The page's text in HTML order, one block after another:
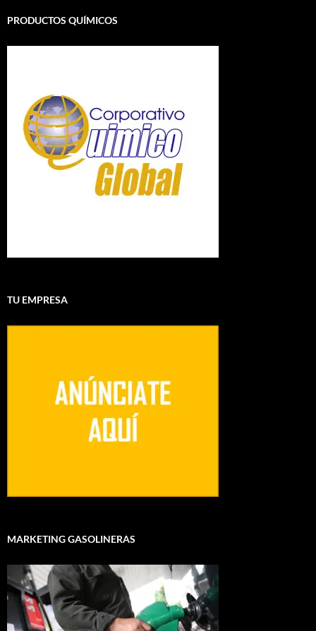
PRODUCTOS QUÍMICOS
TU EMPRESA
MARKETING GASOLINERAS